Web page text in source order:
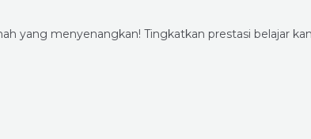
yang menyenangkan! Tingkatkan prestasi belajar